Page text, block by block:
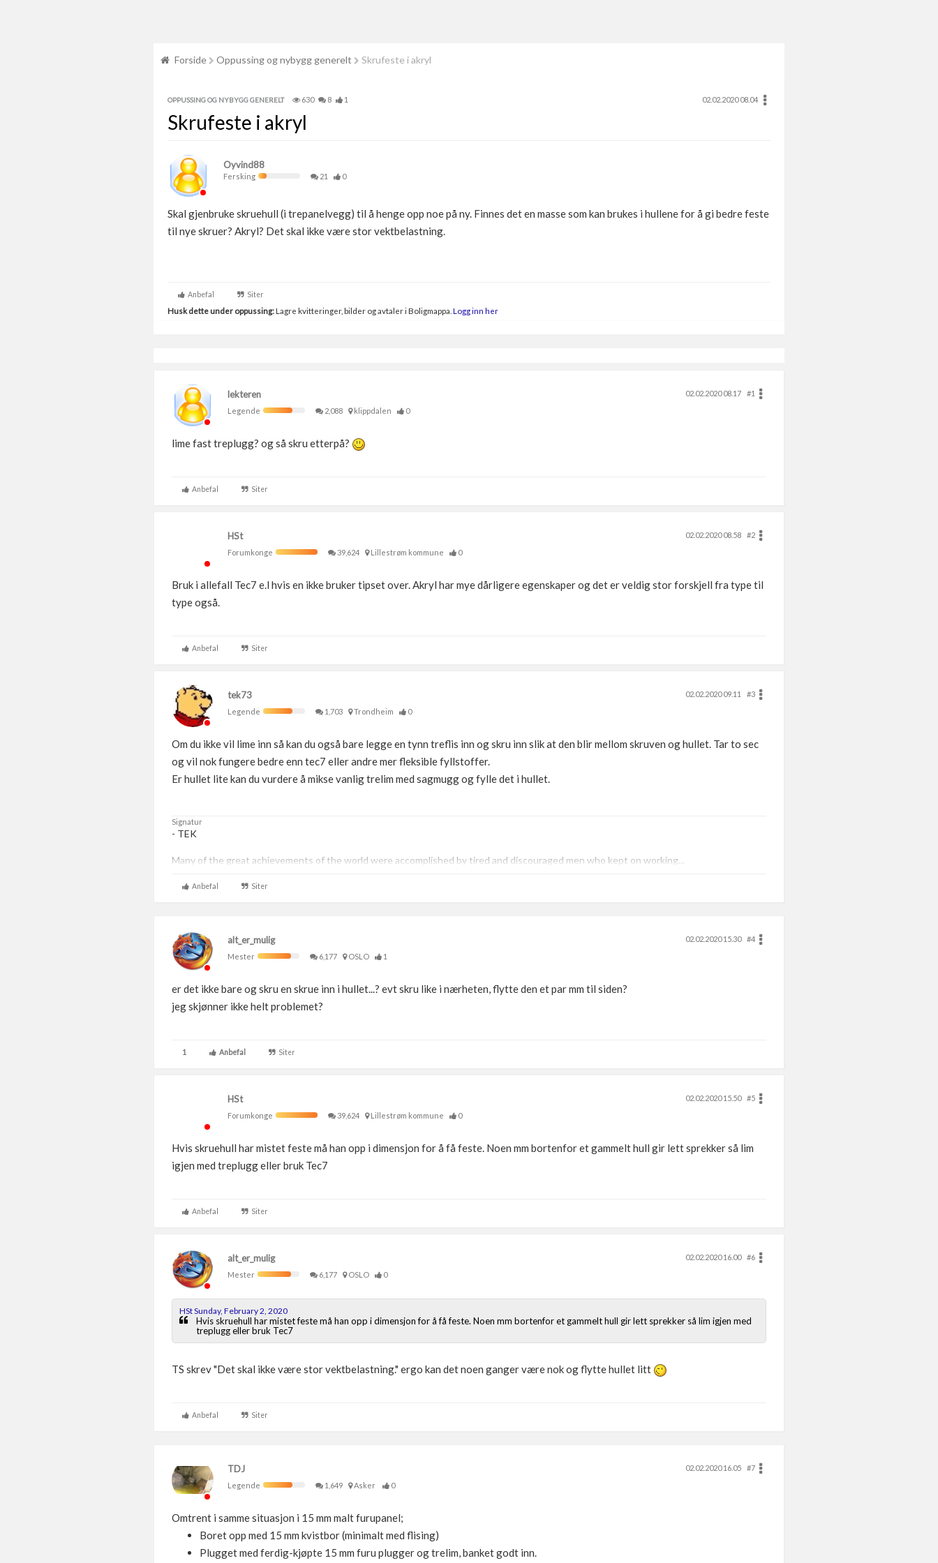
Forside Oppussing og nybygg generelt Skrufeste i akryl
OPPUSSING OG NYBYGG GENERELT 630 8 1 02.02.2020 08.04
Skrufeste i akryl
Oyvind88
Fersking 21 0
Skal gjenbruke skruehull (i trepanelvegg) til å henge opp noe på ny. Finnes det en masse som kan brukes i hullene for å gi bedre feste
til nye skruer? Akryl? Det skal ikke være stor vektbelastning.
Anbefal Siter
Husk dette under oppussing:Lagre kvitteringer, bilder og avtaler i Boligmappa. Logg inn her
lekteren 02.02.2020 08.17
#1
Legende
2,088 klippdalen 0
lime fast treplugg? og så skru etterpå?
Anbefal Siter
HSt 02.02.2020 08.58
#2
Forumkonge
39,624 Lillestrøm kommune 0
Bruk i allefall Tec7 e.l hvis en ikke bruker tipset over. Akryl har mye dårligere egenskaper og det er veldig stor forskjell fra type til
type også.
Anbefal Siter
tek73 02.02.2020 09.11
#3
Legende
1,703 Trondheim 0
Om du ikke vil lime inn så kan du også bare legge en tynn treflis inn og skru inn slik at den blir mellom skruven og hullet. Tar to sec
og vil nok fungere bedre enn tec7 eller andre mer fleksible fyllstoffer.
Er hullet lite kan du vurdere å mikse vanlig trelim med sagmugg og fylle det i hullet.
Signatur
- TEK
Many of the great achievements of the world were accomplished by tired and discouraged men who kept on working...
Anbefal Siter
alt_er_mulig 02.02.2020 15.30
#4
Mester
6,177 OSLO 1
er det ikke bare og skru en skrue inn i hullet...? evt skru like i nærheten, flytte den et par mm til siden?
jeg skjønner ikke helt problemet?
1 Anbefal Siter
HSt 02.02.2020 15.50
#5
Forumkonge
39,624 Lillestrøm kommune 0
Hvis skruehull har mistet feste må han opp i dimensjon for å få feste. Noen mm bortenfor et gammelt hull gir lett sprekker så lim
igjen med treplugg eller bruk Tec7
Anbefal Siter
alt_er_mulig 02.02.2020 16.00
#6
Mester
6,177 OSLO 0
HSt Sunday, February 2, 2020
Hvis skruehull har mistet feste må han opp i dimensjon for å få feste. Noen mm bortenfor et gammelt hull gir lett sprekker så lim igjen med
treplugg eller bruk Tec7
TS skrev "Det skal ikke være stor vektbelastning." ergo kan det noen ganger være nok og flytte hullet litt
Anbefal Siter
TDJ 02.02.2020 16.05
#7
Legende
1,649 Asker 0
Omtrent i samme situasjon i 15 mm malt furupanel;
Boret opp med 15 mm kvistbor (minimalt med flising)
Plugget med ferdig-kjøpte 15 mm furu plugger og trelim, banket godt inn.